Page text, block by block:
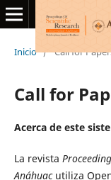
Inicio / Call for
Call for
Acerca de este
La revista
Anáhuacutiliza